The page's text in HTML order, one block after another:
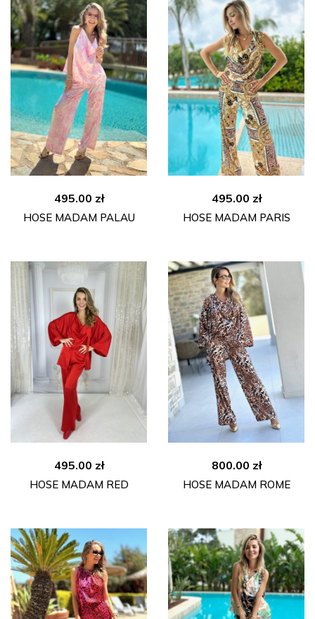
495.00 zł
HOSE MADAM PALAU
495.00 zł
HOSE MADAM PARIS
495.00 zł
HOSE MADAM RED
800.00 zł
HOSE MADAM ROME